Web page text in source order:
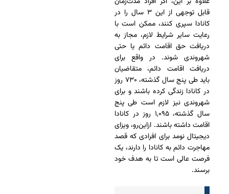
قابل توجهی از این ۳ سال را در
کانادا سپری کنند، ممکن است با
رعایت سایر شرایط لازم، مجاز به
دریافت حق اقامت دائم یا حتی
شهروندی شوند. در واقع برای
دریافت اقامت دائم، متقاضیان
باید طی پنج سال گذشته، ۷۳۰ روز
در کانادا زندگی کرده باشند و برای
شهروندی نیز لازم است طی پنج
سال گذشته، ۱,۰۹۵ روز در کانادا
اقامت داشته باشند. ازاین‌رو، ویزای
دیجیتال نومد برای افرادی که قصد
مهاجرت دائم به کانادا را دارند، یک
فرصت عالی است تا به هدف خود
برسند.